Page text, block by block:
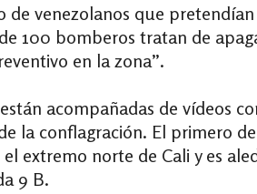
venezolanos que
100 bomberos tratan de
en la zona”.
acompañadas de vídeos
la conflagración. El primero
extremo norte de Cali y es
9 B.